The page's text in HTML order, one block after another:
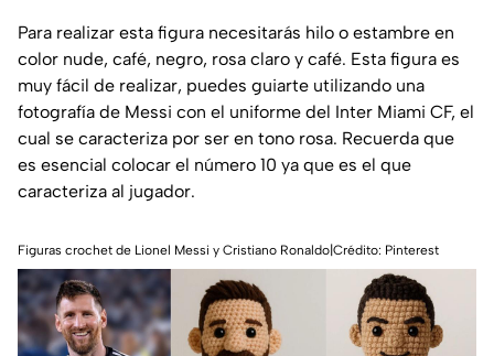
Para realizar esta figura necesitarás hilo o estambre en
color nude, café, negro, rosa claro y café. Esta figura es
muy fácil de realizar, puedes guiarte utilizando una
fotografía de Messi con el uniforme del Inter Miami CF, el
cual se caracteriza por ser en tono rosa. Recuerda que
es esencial colocar el número 10 ya que es el que
caracteriza al jugador.
Figuras crochet de Lionel Messi y Cristiano Ronaldo|Crédito: Pinterest